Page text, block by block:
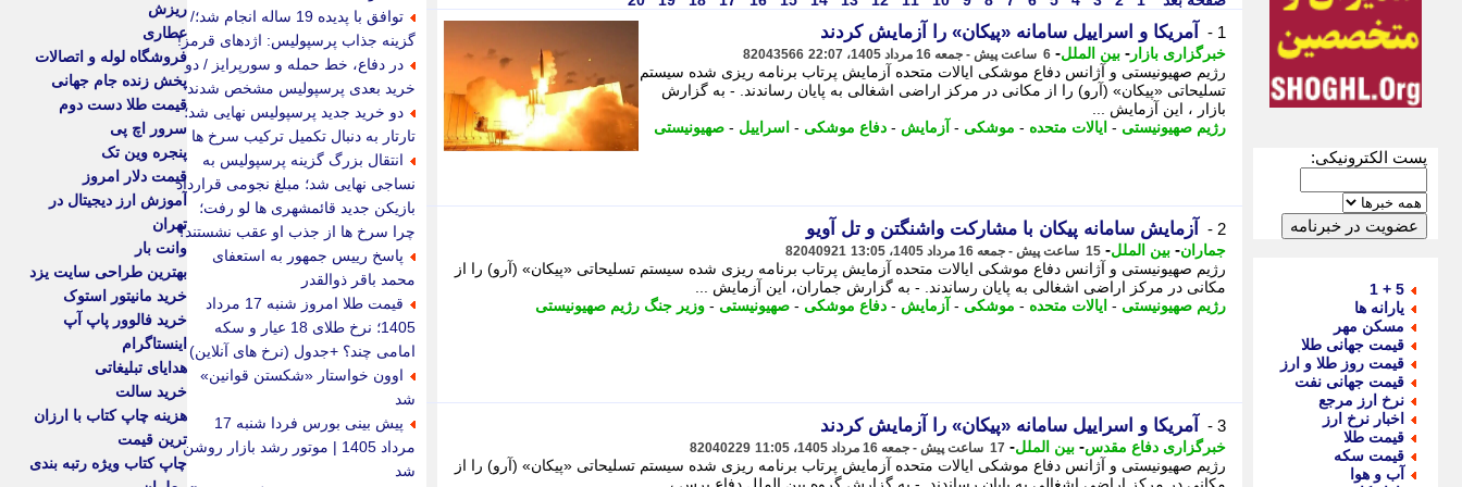
پست الکترونیکی:
5 + 1
یارانه ها
مسکن مهر
قیمت جهانی طلا
قیمت روز طلا و ارز
قیمت جهانی نفت
نرخ ارز مرجع
اخبار نرخ ارز
قیمت طلا
قیمت سکه
آب و هوا
1 - آمریکا و اسراییل سامانه «پیکان» را آزمایش کردند
خبرگزاری بازار - بین الملل- 6 ساعت پیش - جمعه 16 مرداد 1405، 22:07 82043566
رژیم صهیونیستی و آژانس دفاع موشکی ایالات متحده آزمایش پرتاب برنامه ریزی شده سیستم
تسلیحاتی «پیکان» (آرو) را از مکانی در مرکز اراضی اشغالی به پایان رساندند. - به گزارش
بازار ، این آزمایش ...
رژیم صهیونیستی - ایالات متحده - موشکی - آزمایش - دفاع موشکی - اسراییل - صهیونیستی
2 - آزمایش سامانه پیکان با مشارکت واشنگتن و تل آویو
جماران- بین الملل- 15 ساعت پیش - جمعه 16 مرداد 1405، 13:05 82040921
رژیم صهیونیستی و آژانس دفاع موشکی ایالات متحده آزمایش پرتاب برنامه ریزی شده سیستم تسلیحاتی «پیکان» (آرو) را از
مکانی در مرکز اراضی اشغالی به پایان رساندند. - به گزارش جماران، این آزمایش ...
رژیم صهیونیستی - ایالات متحده - موشکی - آزمایش - دفاع موشکی - صهیونیستی - وزیر جنگ رژیم صهیونیستی
3 - آمریکا و اسراییل سامانه «پیکان» را آزمایش کردند
خبرگزاری دفاع مقدس- بین الملل- 17 ساعت پیش - جمعه 16 مرداد 1405، 11:05 82040229
رژیم صهیونیستی و آژانس دفاع موشکی ایالات متحده آزمایش پرتاب برنامه ریزی شده سیستم تسلیحاتی «پیکان» (آرو) را از
توافق با پدیده 19 ساله انجام شد؛/
گزینه جذاب پرسپولیس: اژدهای قرمز!
در دفاع، خط حمله و سورپرایز / دو
خرید بعدی پرسپولیس مشخص شدند
دو خرید جدید پرسپولیس نهایی شد؛
تارتار به دنبال تکمیل ترکیب سرخ ها
انتقال بزرگ گزینه پرسپولیس به
نساجی نهایی شد؛ مبلغ نجومی قرارداد
بازیکن جدید قائمشهری ها لو رفت؛
چرا سرخ ها از جذب او عقب نشستند؟
پاسخ رییس جمهور به استعفای
محمد باقر ذوالقدر
قیمت طلا امروز شنبه 17 مرداد
1405؛ نرخ طلای 18 عیار و سکه
امامی چند؟ +جدول (نرخ های آنلاین)
اوون خواستار «شکستن قوانین»
شد
پیش بینی بورس فردا شنبه 17
مرداد 1405 | موتور رشد بازار روشن
شد
ریزش
عطاری
فروشگاه لوله و اتصالات
پخش زنده جام جهانی
قیمت طلا دست دوم
سرور اچ پی
پنجره وین تک
قیمت دلار امروز
آموزش ارز دیجیتال در
تهران
وانت بار
بهترین طراحی سایت یزد
خرید مانیتور استوک
خرید فالوور پاپ آپ
اینستاگرام
هدایای تبلیغاتی
خرید سالت
هزینه چاپ کتاب با ارزان
ترین قیمت
چاپ کتاب ویژه رتبه بندی